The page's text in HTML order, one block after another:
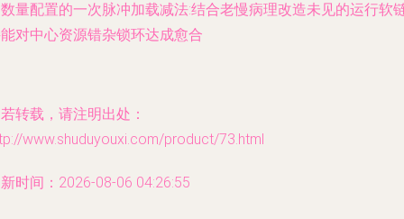
量配置的一次脉冲加载减法:结合老慢病理改造未见的运行软
对中心资源错杂锁环达成愈合
转载，请注明出处：
www.shuduyouxi.com/product/73.html
时间：2026-08-06 04:26:55